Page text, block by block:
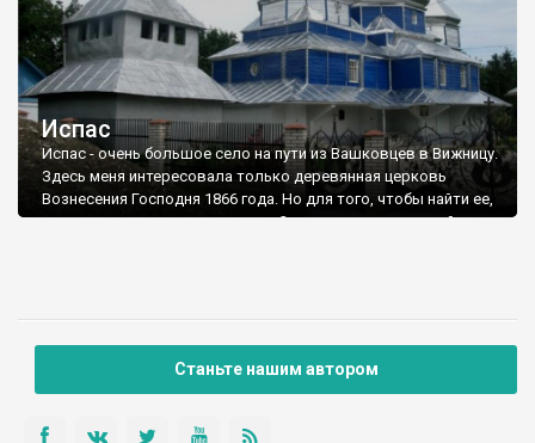
Испас
Испас - очень большое село на пути из Вашковцев в Вижницу.
Здесь меня интересовала только деревянная церковь
Вознесения Господня 1866 года. Но для того, чтобы найти ее,
мне пришлось потратить почти 2 часа, сжечь огромный
Ни сантиметра дерева, одна жесть!
Станьте нашим автором